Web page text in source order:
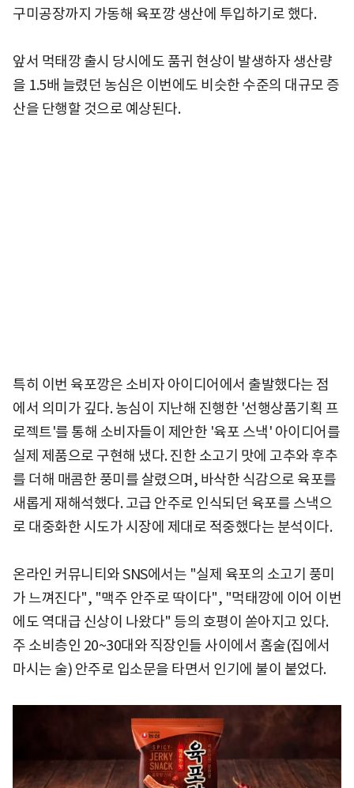
구미공장까지 가동해 육포깡 생산에 투입하기로 했다.
앞서 먹태깡 출시 당시에도 품귀 현상이 발생하자 생산량
을 1.5배 늘렸던 농심은 이번에도 비슷한 수준의 대규모 증
산을 단행할 것으로 예상된다.
특히 이번 육포깡은 소비자 아이디어에서 출발했다는 점
에서 의미가 깊다. 농심이 지난해 진행한 '선행상품기획 프
로젝트'를 통해 소비자들이 제안한 '육포 스낵' 아이디어를
실제 제품으로 구현해 냈다. 진한 소고기 맛에 고추와 후추
를 더해 매콤한 풍미를 살렸으며, 바삭한 식감으로 육포를
새롭게 재해석했다. 고급 안주로 인식되던 육포를 스낵으
로 대중화한 시도가 시장에 제대로 적중했다는 분석이다.
온라인 커뮤니티와 SNS에서는 "실제 육포의 소고기 풍미
가 느껴진다", "맥주 안주로 딱이다", "먹태깡에 이어 이번
에도 역대급 신상이 나왔다" 등의 호평이 쏟아지고 있다.
주 소비층인 20~30대와 직장인들 사이에서 홈술(집에서
마시는 술) 안주로 입소문을 타면서 인기에 불이 붙었다.